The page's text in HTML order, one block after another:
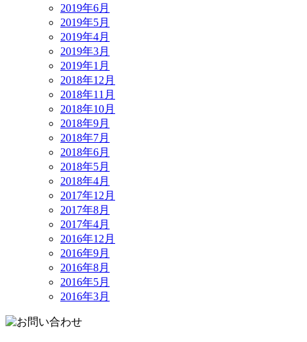
2019年6月
2019年5月
2019年4月
2019年3月
2019年1月
2018年12月
2018年11月
2018年10月
2018年9月
2018年7月
2018年6月
2018年5月
2018年4月
2017年12月
2017年8月
2017年4月
2016年12月
2016年9月
2016年8月
2016年5月
2016年3月